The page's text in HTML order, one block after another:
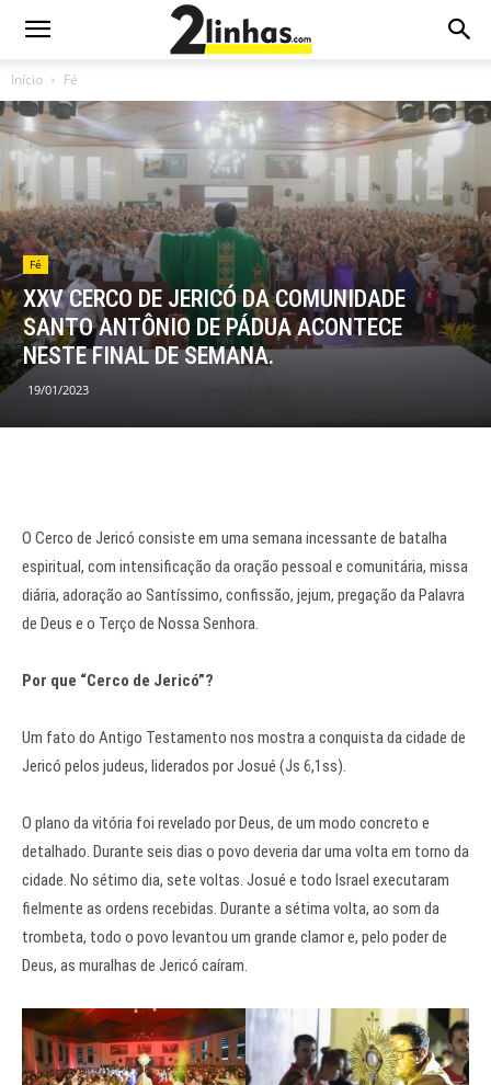
Início Fé
Fé
XXV CERCO DE JERICÓ DA COMUNIDADE
SANTO ANTÔNIO DE PÁDUA ACONTECE
NESTE FINAL DE SEMANA.
19/01/2023
O Cerco de Jericó consiste em uma semana incessante de batalha
espiritual, com intensificação da oração pessoal e comunitária, missa
diária, adoração ao Santíssimo, confissão, jejum, pregação da Palavra
de Deus e o Terço de Nossa Senhora.
Por que “Cerco de Jericó”?
Um fato do Antigo Testamento nos mostra a conquista da cidade de
Jericó pelos judeus, liderados por Josué (Js 6,1ss).
O plano da vitória foi revelado por Deus, de um modo concreto e
detalhado. Durante seis dias o povo deveria dar uma volta em torno da
cidade. No sétimo dia, sete voltas. Josué e todo Israel executaram
fielmente as ordens recebidas. Durante a sétima volta, ao som da
trombeta, todo o povo levantou um grande clamor e, pelo poder de
Deus, as muralhas de Jericó caíram.